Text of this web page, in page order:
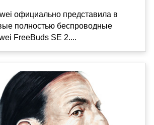
официально представила в
полностью беспроводные
FreeBuds SE 2....